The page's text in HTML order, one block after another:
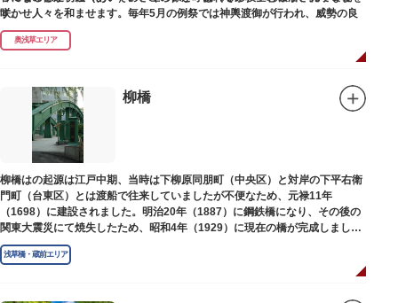
咲かせ人々を和ませます。毎年5月の例祭では神輿渡御が行われ、威勢の良
い掛け声とともに各町は活気にあふれます。
吉原弁財天は浅草名所七福神の一社・弁財天にあたり、七福神に関する授与
す。
奥浅草エリア
柳橋
柳橋はの起源は江戸中期、当時は下柳原同朋町（中央区）と対岸の下平右衛
門町（台東区）とは渡船で往来していましたが不便なため、元禄11年
（1698）に建設されました。明治20年（1887）に鋼鉄橋になり、その後の
関東大震災にて焼失したため、昭和4年（1929）に現在の橋が完成しまし
た。
浅草橋・蔵前エリア